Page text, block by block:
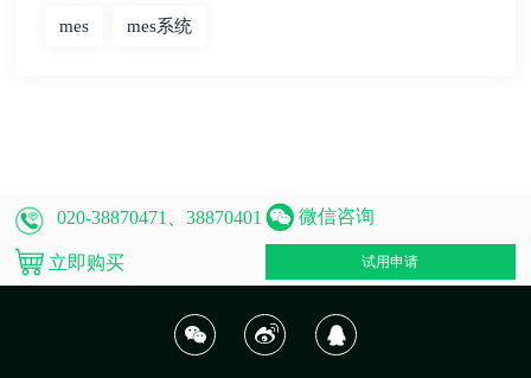
mes mes系统
020-38870471、38870401 微信咨询
立即购买 试用申请